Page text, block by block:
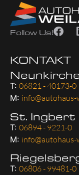
Follow Us!
KONTAKT
T: 06821 - 40173-0
M:
St. Ingbert
T: 06894 - 9221-0
M:
T: 06806 - 99481-0